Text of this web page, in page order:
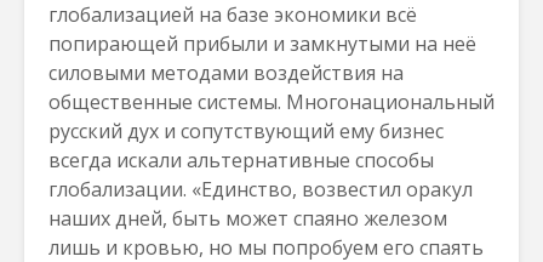
глобализацией на базе экономики всё
попирающей прибыли и замкнутыми на неё
силовыми методами воздействия на
общественные системы. Многонациональный
русский дух и сопутствующий ему бизнес
всегда искали альтернативные способы
глобализации. «Единство, возвестил оракул
наших дней, быть может спаяно железом
лишь и кровью, но мы попробуем его спаять